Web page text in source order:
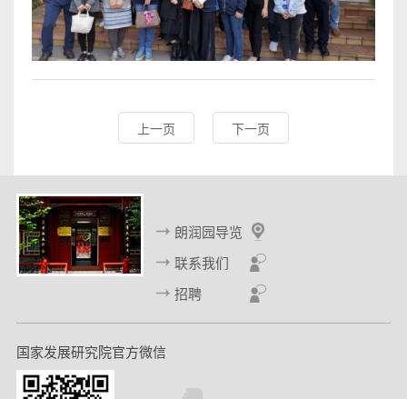
上一页 下一页
朗润园导览
联系我们
招聘
国家发展研究院官方微信